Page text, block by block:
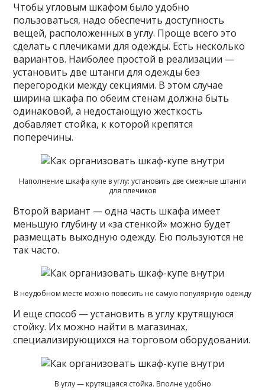
Чтобы угловым шкафом было удобно
пользоваться, надо обеспечить доступность
вещей, расположенных в углу. Проще всего это
сделать с плечиками для одежды. Есть несколько
вариантов. Наиболее простой в реализации —
установить две штанги для одежды без
перегородки между секциями. В этом случае
ширина шкафа по обеим стенам должна быть
одинаковой, а недостающую жесткость
добавляет стойка, к которой крепятся
поперечины.
Наполнение шкафа купе в углу: установить две смежные штанги
для плечиков
Второй вариант — одна часть шкафа имеет
меньшую глубину и «за стенкой» можно будет
размещать выходную одежду. Ею пользуются не
так часто.
В неудобном месте можно повесить не самую популярную одежду
И еще способ — установить в углу крутящуюся
стойку. Их можно найти в магазинах,
специализирующихся на торговом оборудовании.
В углу — крутящаяся стойка. Вполне удобно